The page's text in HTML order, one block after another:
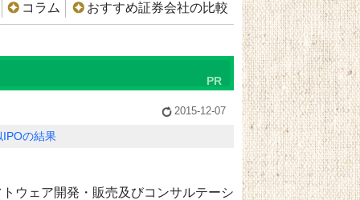
コラム おすすめ証券会社の比較
2015-12-07
IPOの結果
ウェア開発・販売及びコンサルテーシ